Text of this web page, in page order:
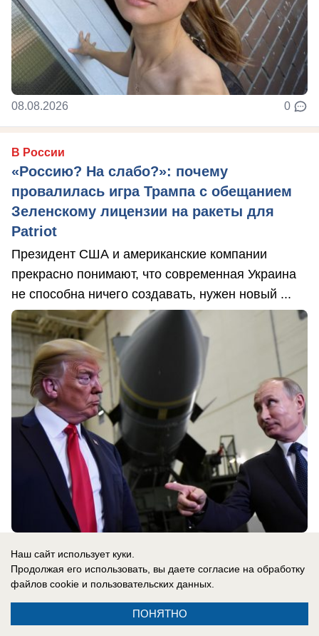
08.08.2026 0
В России
«Россию? На слабо?»: почему
провалилась игра Трампа с обещанием
Зеленскому лицензии на ракеты для
Patriot
Президент США и американские компании
прекрасно понимают, что современная Украина
не способна ничего создавать, нужен новый ...
В России
Сербия поддерживает Украину: Вучич
радостно встретил Зеленского и
Наш сайт использует куки.
Продолжая его использовать, вы даете согласие на обработку
файлов cookie и пользовательских данных.
ПОНЯТНО